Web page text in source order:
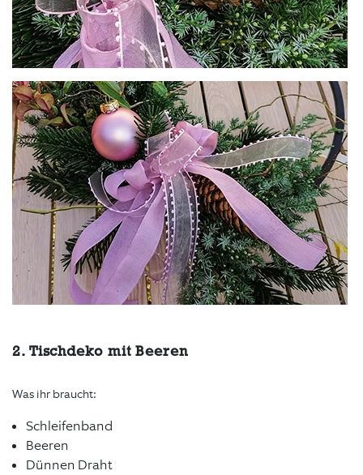
2. Tischdeko mit Beeren
Was ihr braucht:
Schleifenband
Beeren
Dünnen Draht